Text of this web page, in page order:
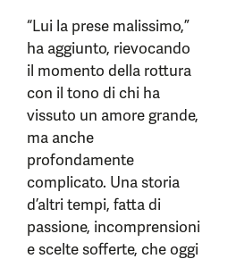
“Lui la prese malissimo,”
ha aggiunto, rievocando
il momento della rottura
con il tono di chi ha
vissuto un amore grande,
ma anche
profondamente
complicato. Una storia
d’altri tempi, fatta di
passione, incomprensioni
e scelte sofferte, che oggi